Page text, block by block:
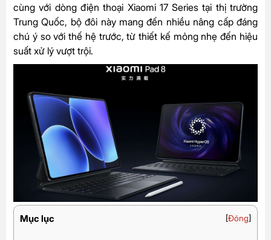
cùng với dòng điện thoại Xiaomi 17 Series tại thị trường
Trung Quốc, bộ đôi này mang đến nhiều nâng cấp đáng
chú ý so với thế hệ trước, từ thiết kế mỏng nhẹ đến hiệu
suất xử lý vượt trội.
Mục lục [Đóng]